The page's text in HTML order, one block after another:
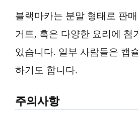
블랙마카는 분말 형태로 판
거트, 혹은 다양한 요리에 첨
있습니다. 일부 사람들은 캡
하기도 합니다.
주의사항